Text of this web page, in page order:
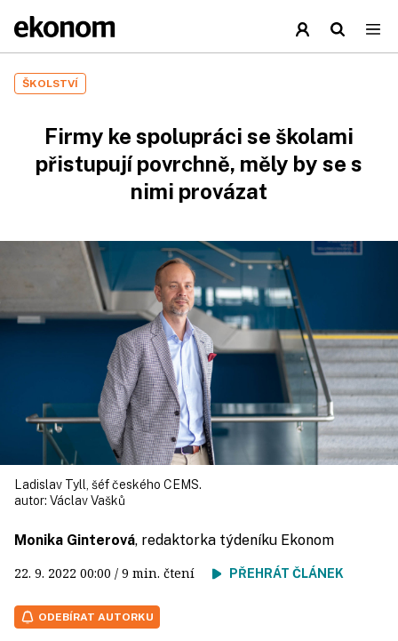
ŠKOLSTVÍ
Firmy ke spolupráci se školami
přistupují povrchně, měly by se s
nimi provázat
Ladislav Tyll, šéf českého CEMS.
autor: Václav Vašků
Monika Ginterová, redaktorka týdeníku Ekonom
22. 9. 2022 00:00 / 9 min. čtení PŘEHRÁT ČLÁNEK
ODEBÍRAT AUTORKU